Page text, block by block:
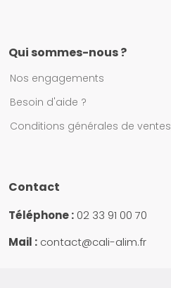
Qui sommes-nous ?
Nos engagements
Besoin d'aide ?
Conditions générales de ventes
Contact
Téléphone : 02 33 91 00 70
Mail : contact@cali-alim.fr